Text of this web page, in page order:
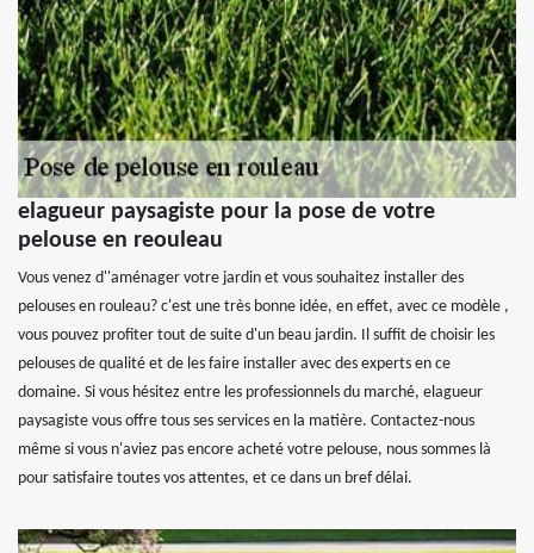
elagueur paysagiste pour la pose de votre
pelouse en reouleau
Vous venez d''aménager votre jardin et vous souhaitez installer des
pelouses en rouleau? c'est une très bonne idée, en effet, avec ce modèle ,
vous pouvez profiter tout de suite d'un beau jardin. Il suffit de choisir les
pelouses de qualité et de les faire installer avec des experts en ce
domaine. Si vous hésitez entre les professionnels du marché, elagueur
paysagiste vous offre tous ses services en la matière. Contactez-nous
même si vous n'aviez pas encore acheté votre pelouse, nous sommes là
pour satisfaire toutes vos attentes, et ce dans un bref délai.